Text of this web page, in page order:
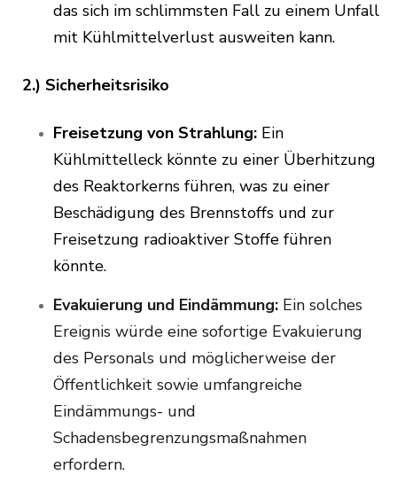
das sich im schlimmsten Fall zu einem Unfall
mit Kühlmittelverlust ausweiten kann.
2.) Sicherheitsrisiko
Freisetzung von Strahlung: Ein
Kühlmittelleck könnte zu einer Überhitzung
des Reaktorkerns führen, was zu einer
Beschädigung des Brennstoffs und zur
Freisetzung radioaktiver Stoffe führen
könnte.
Evakuierung und Eindämmung: Ein solches
Ereignis würde eine sofortige Evakuierung
des Personals und möglicherweise der
Öffentlichkeit sowie umfangreiche
Eindämmungs- und
Schadensbegrenzungsmaßnahmen
erfordern.